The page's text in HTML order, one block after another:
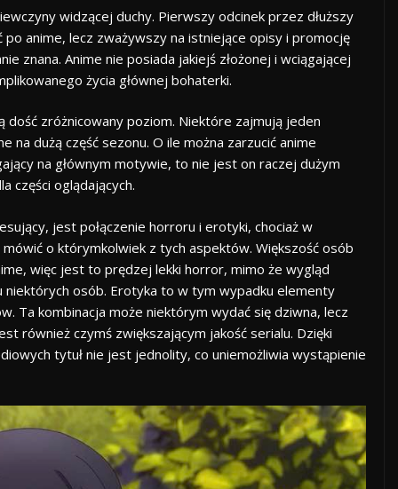
widzącej duchy. Pierwszy odcinek przez dłuższy
anime, lecz zważywszy na istniejące opisy i promocję
znana. Anime nie posiada jakiejś złożonej i wciągającej
życia głównej bohaterki.
zróżnicowany poziom. Niektóre zajmują jeden
na dużą część sezonu. O ile można zarzucić anime
na głównym motywie, to nie jest on raczej dużym
części oglądających.
jest połączenie horroru i erotyki, chociaż w
o którymkolwiek z tych aspektów. Większość osób
więc jest to prędzej lekki horror, mimo że wygląd
niektórych osób. Erotyka to w tym wypadku elementy
Ta kombinacja może niektórym wydać się dziwna, lecz
również czymś zwiększającym jakość serialu. Dzięki
tytuł nie jest jednolity, co uniemożliwia wystąpienie